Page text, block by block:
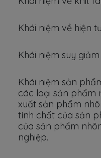
Khái niệm về hiện
Khái niệm suy
Khái niệm sản
các loại sản phẩm
xuất sản phẩm
tính chất của sản
của sản phẩm
nghiệp.